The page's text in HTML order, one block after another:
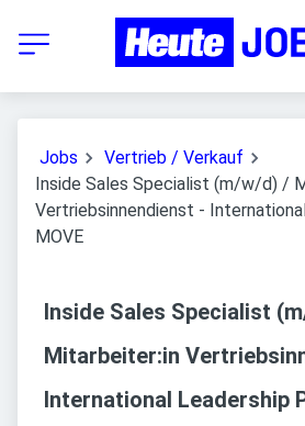
Jobs
Vertrieb / Verkauf
Inside Sales Specialist (m/w/d) /
Vertriebsinnendienst -
MOVE
Inside Sales Specialist
Mitarbeiter:in
International Leadership